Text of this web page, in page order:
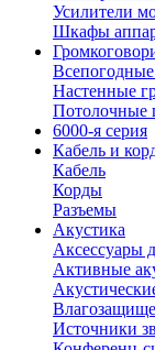
Усилители
Шкафы
Настенные
Потолочные
6000-я серия
Кабель и
Кабель
Корды
Разъемы
Акустика
Аксессуары
Активные
Источники